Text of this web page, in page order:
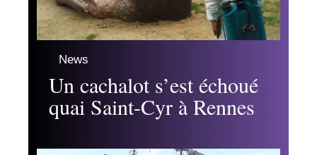
News
Un cachalot s’est échoué
quai Saint-Cyr à Rennes